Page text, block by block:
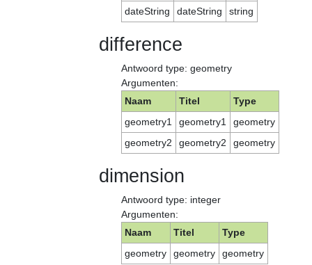
dateString dateString string
difference
Antwoord type: geometry
Argumenten:
Naam
Titel
Type
geometry1
geometry1
geometry
geometry2
geometry2 geometry
dimension
Antwoord type: integer
Argumenten:
Naam
Titel
Type
geometry
geometry geometry